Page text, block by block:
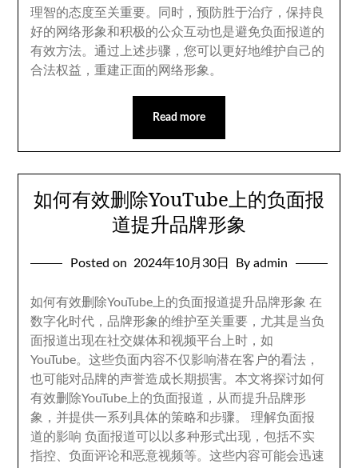
理智的态度至关重要。 同时 ，预防胜于治疗 ，保持良
好的网络形象和积极的公众互动也是避免负面报道的
有效方法。通过上述步骤 ，您可以更好地维护自己的
合法权益 ，重建正面的网络形象 。
Read more
如何有效删除YouTube上的负面报
道提升品牌形象
Posted on 2024年10月30日 By admin
如何有效删除YouTube上的负面报道提升品牌形象 在
数字化时代 ，品牌形象的维护至关重要 ， 尤其是当负
面报道出现在社交媒体和视频平台上时 ，如
YouTube。这些负面内容不仅影响潜在客户的看法 ，
也可能对品牌的声誉造成长期损害。本文将探讨如何
有效删除YouTube上的负面报道 ， 从而提升品牌形
象 ， 并提供一系列具体的策略和步骤。理解负面报
道的影响 负面报道可以以多种形式出现 ，包括不实
指控 、负面评论和恶意视频等。这些内容可能会迅速